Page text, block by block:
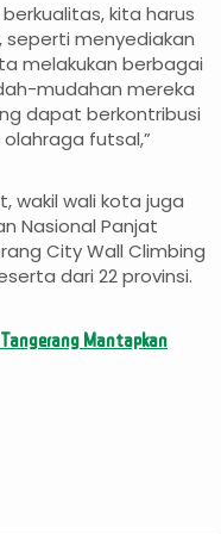
kita harus
menyediakan
melakukan berbagai
mudahan mereka
dapat berkontribusi
futsal,”
wakil wali kota juga
Nasional Panjat
City Wall Climbing
dari 22 provinsi.
Mantapkan